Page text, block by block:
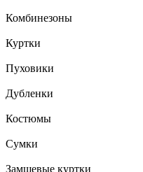
Комбинезоны
Куртки
Пуховики
Дубленки
Костюмы
Сумки
Замшевые куртки